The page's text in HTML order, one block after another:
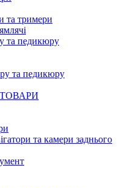
та тримери
та педикюру
та педикюру
та камери заднього